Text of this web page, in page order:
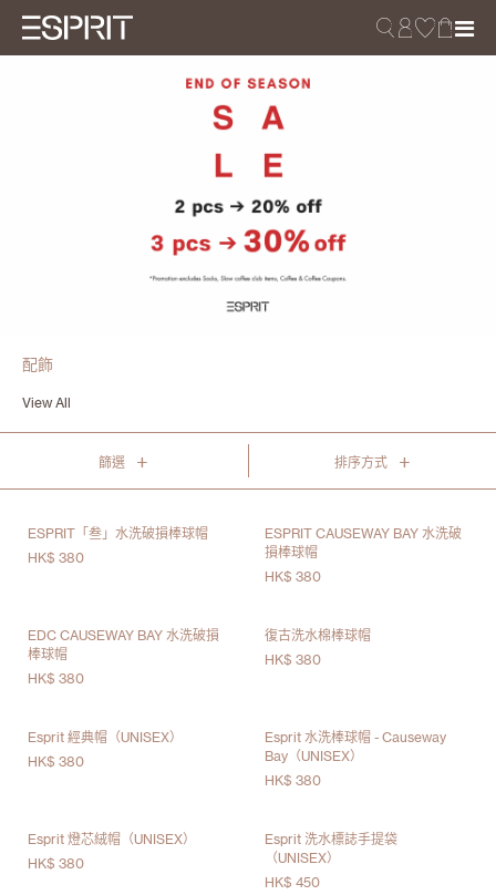
配飾
View All
排序方式 +
篩選 +
ESPRIT「叁」水洗破損棒球帽
HK$ 380
ESPRIT CAUSEWAY BAY 水洗破
損棒球帽
HK$ 380
EDC CAUSEWAY BAY 水洗破損
棒球帽
HK$ 380
復古洗水棉棒球帽
HK$ 380
Esprit 經典帽（UNISEX）
HK$ 380
Esprit 水洗棒球帽 - Causeway
Bay（UNISEX）
HK$ 380
Esprit 燈芯絨帽（UNISEX）
HK$ 380
Esprit 洗水標誌手提袋
（UNISEX）
HK$ 450